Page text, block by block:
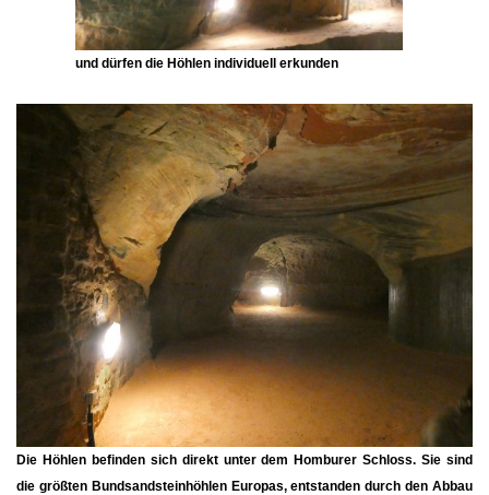
und dürfen die Höhlen individuell erkunden
Die Höhlen befinden sich direkt unter dem Homburer Schloss. Sie sind
die größten Bundsandsteinhöhlen Europas, entstanden durch den Abbau